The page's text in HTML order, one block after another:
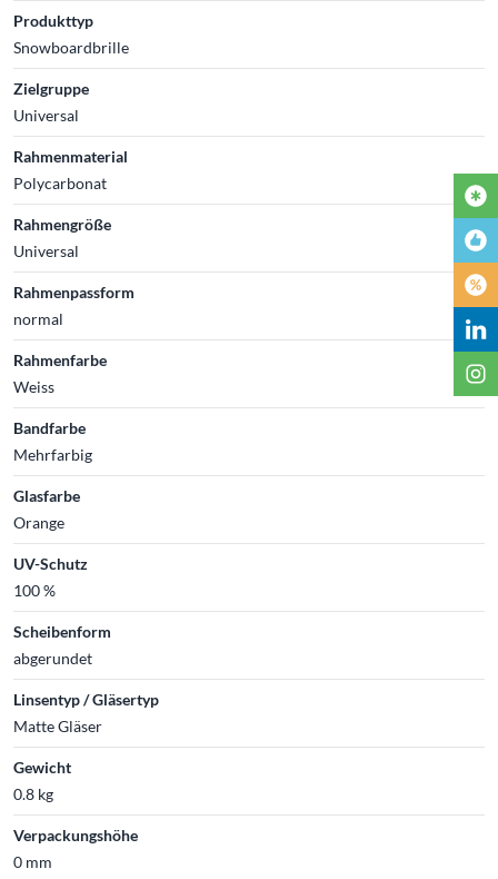
Produkttyp
Snowboardbrille
Zielgruppe
Universal
Rahmenmaterial
Polycarbonat
Rahmengröße
Universal
Rahmenpassform
normal
Rahmenfarbe
Weiss
Bandfarbe
Mehrfarbig
Glasfarbe
Orange
UV-Schutz
100 %
Scheibenform
abgerundet
Linsentyp / Gläsertyp
Matte Gläser
Gewicht
0.8 kg
Verpackungshöhe
0 mm